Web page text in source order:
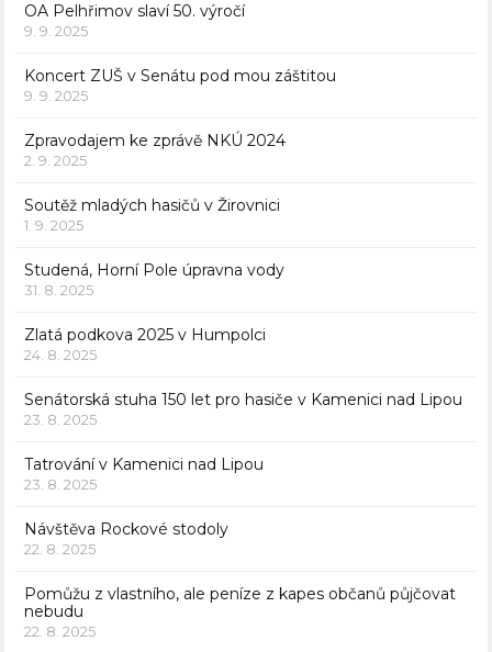
OA Pelhřimov slaví 50. výročí
9. 9. 2025
Koncert ZUŠ v Senátu pod mou záštitou
9. 9. 2025
Zpravodajem ke zprávě NKÚ 2024
2. 9. 2025
Soutěž mladých hasičů v Žirovnici
1. 9. 2025
Studená, Horní Pole úpravna vody
31. 8. 2025
Zlatá podkova 2025 v Humpolci
24. 8. 2025
Senátorská stuha 150 let pro hasiče v Kamenici nad Lipou
23. 8. 2025
Tatrování v Kamenici nad Lipou
23. 8. 2025
Návštěva Rockové stodoly
22. 8. 2025
Pomůžu z vlastního, ale peníze z kapes občanů půjčovat
nebudu
22. 8. 2025